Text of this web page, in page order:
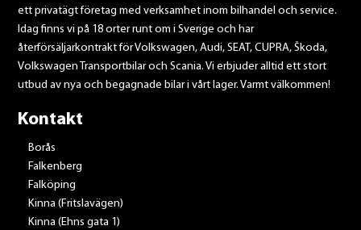
ett privatägt företag med verksamhet inom bilhandel och service.
Idag finns vi på 18 orter runt om i Sverige och har
återförsäljarkontrakt för Volkswagen, Audi, SEAT, CUPRA, Škoda,
Volkswagen Transportbilar och Scania. Vi erbjuder alltid ett stort
utbud av nya och begagnade bilar i vårt lager. Varmt välkommen!
Kontakt
Borås
Falkenberg
Falköping
Kinna (Fritslavägen)
Kinna (Ehns gata 1)